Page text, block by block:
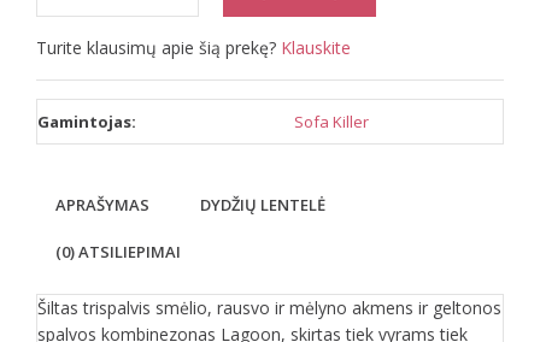
Turite klausimų apie šią prekę? Klauskite
Gamintojas: Sofa Killer
APRAŠYMAS DYDŽIŲ LENTELĖ
(0) ATSILIEPIMAI
Šiltas trispalvis smėlio, rausvo ir mėlyno akmens ir geltonos
spalvos kombinezonas Lagoon, skirtas tiek vyrams tiek